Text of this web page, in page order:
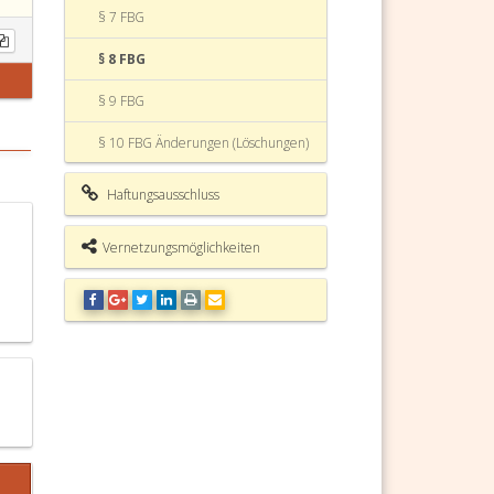
§ 7 FBG
§ 8 FBG
§ 9 FBG
§ 10 FBG Änderungen (Löschungen)
§ 11 FBG Vereinfachte Anmeldung
§ 12 FBG Urkundensammlung
§ 13 FBG Mitteilungspflichten
§ 14 FBG Befassung der
zuständigen gesetzlichen
Haftungsausschluss
Vernetzungsmöglichkeiten